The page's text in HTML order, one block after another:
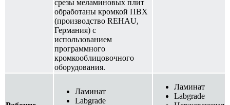
срезы меламиновых плит
обработаны кромкой ПВХ
(производство REHAU,
Германия) с
использованием
программного
кромкооблицовочного
оборудования.
Ламинат
Labgrade
Ламинат
Labgrade